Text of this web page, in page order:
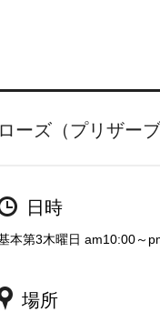
ーズ（プリザー
日時
本第3木曜日 am10:00～
場所